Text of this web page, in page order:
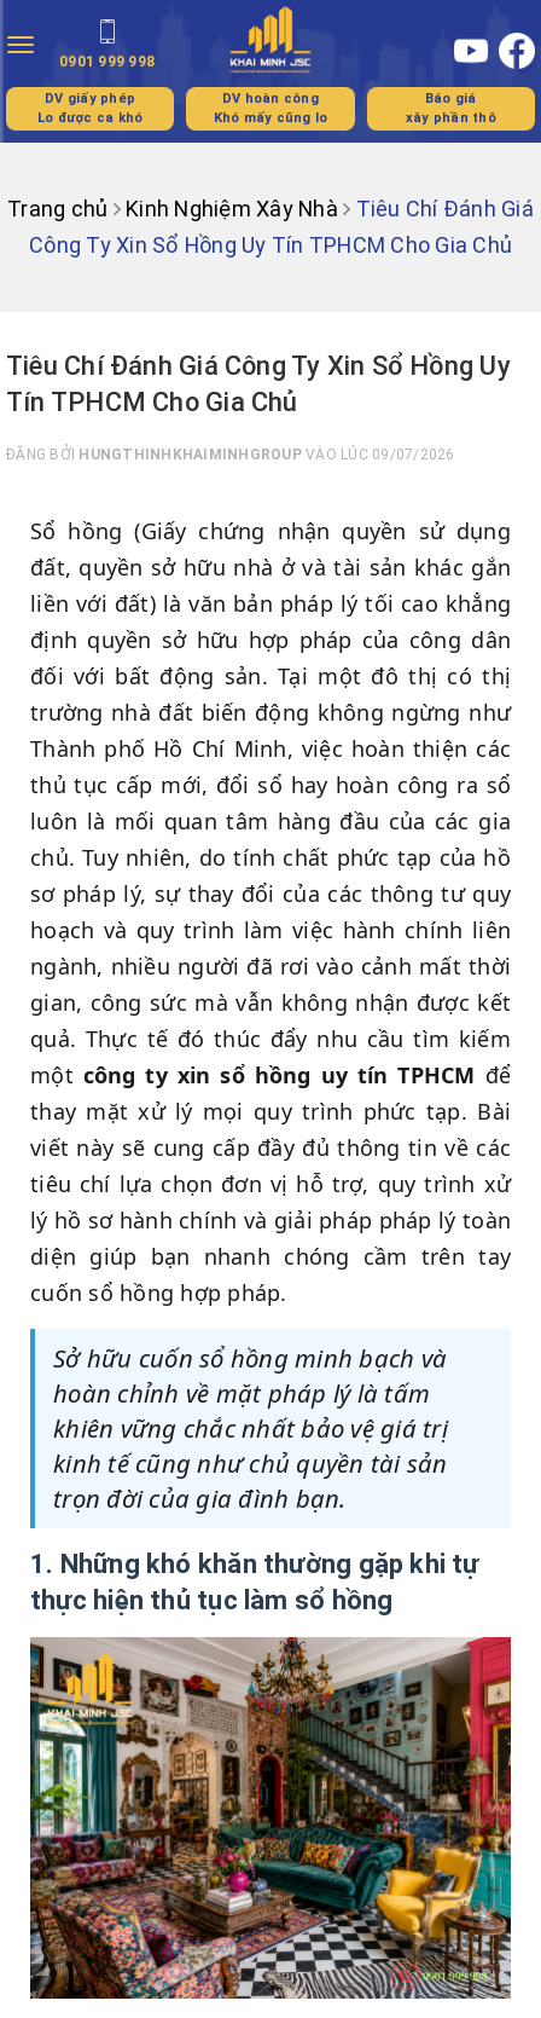
Toggle
navigation
0901 999 998
DV giấy phép
Lo được ca khó
DV hoàn công
Khó mấy cũng lo
Báo giá
xây phần thô
Trang chủ Kinh Nghiệm Xây Nhà
Tiêu Chí Đánh Giá
Công Ty Xin Sổ Hồng Uy Tín TPHCM Cho Gia Chủ
Tiêu Chí Đánh Giá Công Ty Xin Sổ Hồng Uy
Tín TPHCM Cho Gia Chủ
ĐĂNG BỞI HUNGTHINHKHAIMINHGROUPVÀO LÚC 09/07/2026
Sổ hồng (Giấy chứng nhận quyền sử dụng
đất, quyền sở hữu nhà ở và tài sản khác gắn
liền với đất) là văn bản pháp lý tối cao khẳng
định quyền sở hữu hợp pháp của công dân
đối với bất động sản. Tại một đô thị có thị
trường nhà đất biến động không ngừng như
Thành phố Hồ Chí Minh, việc hoàn thiện các
thủ tục cấp mới, đổi sổ hay hoàn công ra sổ
luôn là mối quan tâm hàng đầu của các gia
chủ. Tuy nhiên, do tính chất phức tạp của hồ
sơ pháp lý, sự thay đổi của các thông tư quy
hoạch và quy trình làm việc hành chính liên
ngành, nhiều người đã rơi vào cảnh mất thời
gian, công sức mà vẫn không nhận được kết
quả. Thực tế đó thúc đẩy nhu cầu tìm kiếm
một công ty xin sổ hồng uy tín TPHCM để
thay mặt xử lý mọi quy trình phức tạp. Bài
viết này sẽ cung cấp đầy đủ thông tin về các
tiêu chí lựa chọn đơn vị hỗ trợ, quy trình xử
lý hồ sơ hành chính và giải pháp pháp lý toàn
diện giúp bạn nhanh chóng cầm trên tay
cuốn sổ hồng hợp pháp.
Sở hữu cuốn sổ hồng minh bạch và
hoàn chỉnh về mặt pháp lý là tấm
khiên vững chắc nhất bảo vệ giá trị
kinh tế cũng như chủ quyền tài sản
trọn đời của gia đình bạn.
1. Những khó khăn thường gặp khi tự
thực hiện thủ tục làm sổ hồng